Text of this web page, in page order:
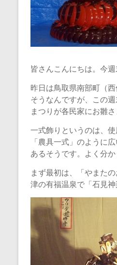
皆さんこんにちは。今
昨日は鳥取県南部町（
そうなんですが、この
まつりが各民家にお雛
一式飾りというのは、
「農具一式」のように
あるそうです。よく分
まず最初は、「やまた
津の有福温泉で「石見